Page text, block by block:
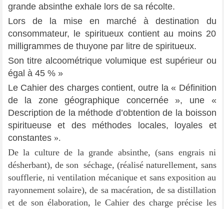
grande absinthe exhale lors de sa récolte.
Lors de la mise en marché à destination du
consommateur, le spiritueux contient au moins 20
milligrammes de thuyone par litre de spiritueux.
Son titre alcoométrique volumique est supérieur ou
égal à 45 % »
Le Cahier des charges contient, outre la « Définition
de la zone géographique concernée», une «
Description de la méthode d’obtention de la boisson
spiritueuse et des méthodes locales, loyales et
constantes».
De la culture de la grande absinthe, (sans engrais ni
désherbant), de son séchage, (réalisé naturellement, sans
soufflerie, ni ventilation mécanique et sans exposition au
rayonnement solaire), de sa macération, de sa distillation
et de son élaboration, le Cahier des charge précise les